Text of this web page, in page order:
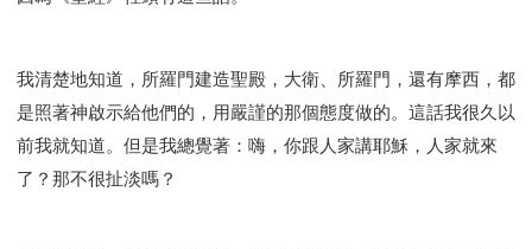
我清楚地知道，所羅門建造聖殿，大衛、所羅門，還有摩西，都
是照著神啟示給他們的，用嚴謹的那個態度做的。這話我很久以
前我就知道。但是我總覺著：嗨，你跟人家講耶穌，人家就來
了？那不很扯淡嗎？